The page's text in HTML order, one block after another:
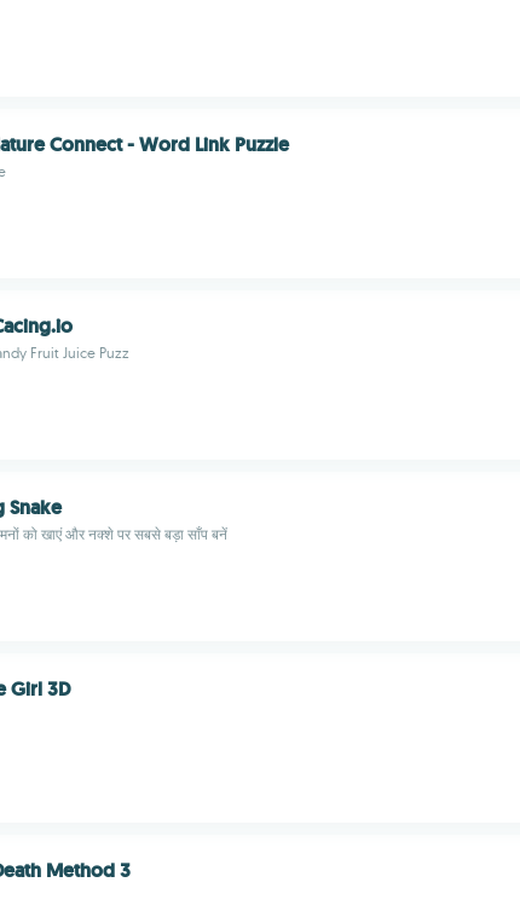
Connect - Word Link Puzzle
Fruit Juice Puzz
Snake
को खाएं और नक्शे पर सबसे बड़ा साँप बनें
Girl 3D
Method 3